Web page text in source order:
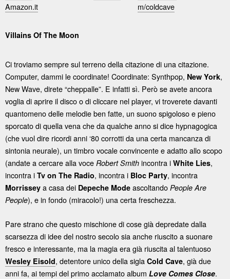
Amazon.it
m/coldcave
Villains Of The Moon
Ci troviamo sempre sul terreno della citazione di una citazione.
Computer, dammi le coordinate! Coordinate: Synthpop, New York,
New Wave, direte “cheppalle”. E infatti sì. Però se avete ancora
voglia di aprire il disco o di cliccare nel player, vi troverete davanti
quantomeno delle melodie ben fatte, un suono spigoloso e pieno
sporcato di quella vena che da qualche anno si dice hypnagogica
(che vuol dire ricordi anni ‘80 corrotti da una certa mancanza di
sintonia neurale), un timbro vocale convincente e adatto allo scopo
(andate a cercare alla voce Robert Smith incontra i White Lies,
incontra i Tv on The Radio, incontra i Bloc Party, incontra
Morrissey a casa dei Depeche Mode ascoltando People Are
People), e in fondo (miracolo!) una certa freschezza.
Pare strano che questo mischione di cose già depredate dalla
scarsezza di idee del nostro secolo sia anche riuscito a suonare
fresco e interessante, ma la magia era già riuscita al talentuoso
Wesley Eisold, detentore unico della sigla Cold Cave, già due
anni fa, ai tempi del primo acclamato album Love Comes Close.